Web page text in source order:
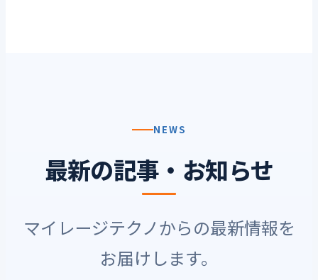
NEWS
最新の記事・お知らせ
マイレージテクノからの最新情報を
お届けします。